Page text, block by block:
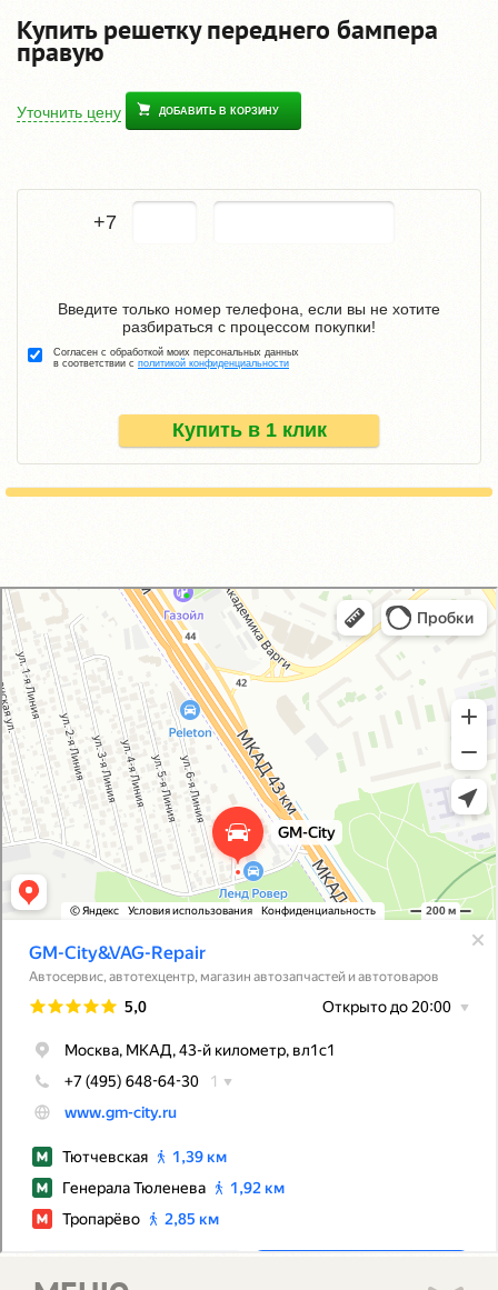
Купить решетку переднего бампера
правую
Уточнить цену ДОБАВИТЬ В КОРЗИНУ
+7
Купить в 1 клик
Введите только номер телефона, если вы не хотите
разбираться с процессом покупки!
Согласен с обработкой моих персональных данных
в соответствии с политикой конфиденциальности
GM-City&VAG-Repair
Автосервис, автотехцентр в Москве
Магазин автозапчастей и автотоваров в Москве